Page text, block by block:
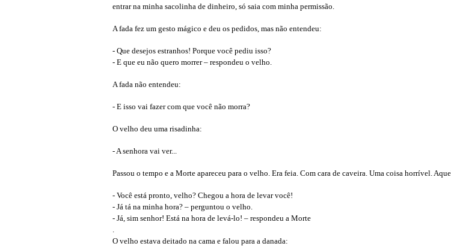
entrar na minha sacolinha de dinheiro, só saia com minha permissão.
A fada fez um gesto mágico e deu os pedidos, mas não entendeu:
- Que desejos estranhos! Porque você pediu isso?
- E que eu não quero morrer – respondeu o velho.
A fada não entendeu:
- E isso vai fazer com que você não morra?
O velho deu uma risadinha:
- A senhora vai ver...
Passou o tempo e a Morte apareceu para o velho. Era feia. Com cara de caveira. Uma coisa horrível.
- Você está pronto, velho? Chegou a hora de levar você!
- Já tá na minha hora? – perguntou o velho.
- Já, sim senhor! Está na hora de levá-lo! – respondeu a Morte
.
O velho estava deitado na cama e falou para a danada: